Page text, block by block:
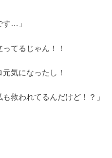
す…」
てるじゃん！！
気になったし！
救われてるんだけど！？」